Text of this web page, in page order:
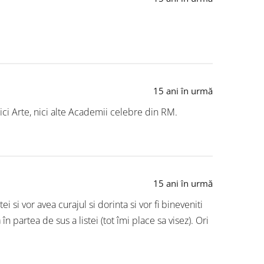
15 ani în urmă
Arte, nici alte Academii celebre din RM.
15 ani în urmă
si vor avea curajul si dorinta si vor fi bineveniti
partea de sus a listei (tot îmi place sa visez). Ori